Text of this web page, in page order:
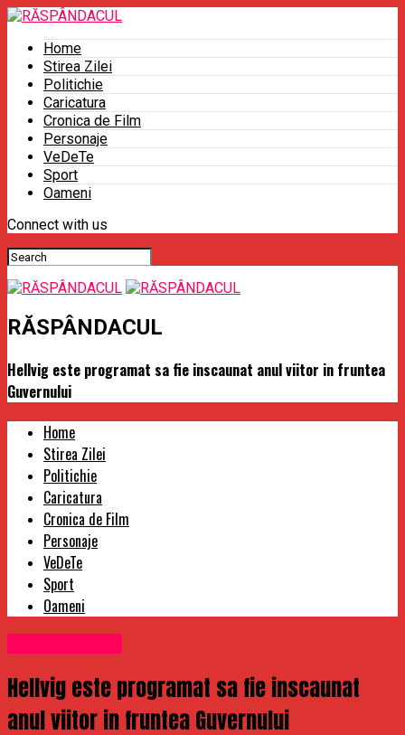
Home
Stirea Zilei
Politichie
Caricatura
Cronica de Film
Personaje
VeDeTe
Sport
Oameni
Connect with us
RĂSPÂNDACUL
Hellvig este programat sa fie inscaunat anul viitor in fruntea
Guvernului
Home
Stirea Zilei
Politichie
Caricatura
Cronica de Film
Personaje
VeDeTe
Sport
Oameni
Hellvig este programat sa fie inscaunat
anul viitor in fruntea Guvernului